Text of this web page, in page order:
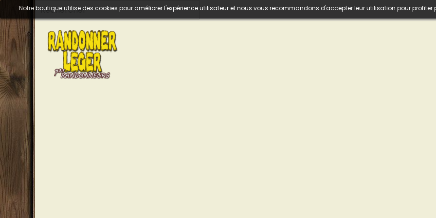
Notre boutique utilise des cookies pour améliorer l'expérience utilisateur et nous vous recommandons d'accepter leur utilisation pour